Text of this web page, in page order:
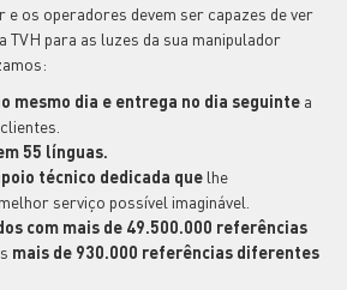
e os operadores devem ser capazes de ver
TVH para as luzes da sua manipulador
mesmo dia e entrega no dia seguinte a
55 línguas.
técnico dedicada que lhe
serviço possível imaginável.
com mais de 49.500.000 referências
mais de 930.000 referências diferentes